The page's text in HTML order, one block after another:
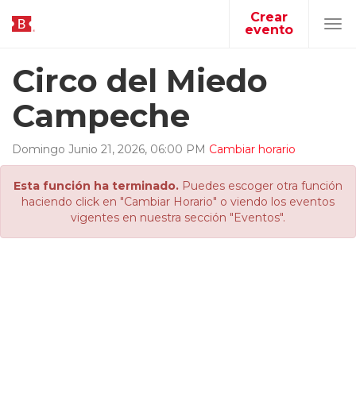
Crear
evento
Circo del Miedo
Campeche
Domingo Junio 21, 2026, 06:00 PM Cambiar horario
Esta función ha terminado. Puedes escoger otra función
haciendo click en "Cambiar Horario" o viendo los eventos
vigentes en nuestra sección "Eventos".